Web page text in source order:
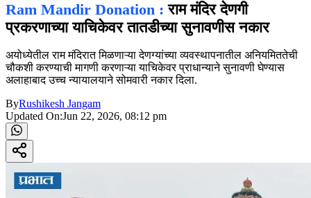
Ram Mandir Donation : राम मंदिर देणगी
प्रकरणाच्या याचिकेवर तातडीच्या सुनावणीस नकार
अयोध्येतील राम मंदिरात मिळणाऱ्या देणग्यांच्या व्यवस्थापनातील अनियमिततेची
चौकशी करण्याची मागणी करणाऱ्या याचिकेवर प्राधान्याने सुनावणी घेण्यास
अलाहाबाद उच्च न्यायालयाने सोमवारी नकार दिला.
ByRushikesh Jangam
Updated On:Jun 22, 2026, 08:12 pm